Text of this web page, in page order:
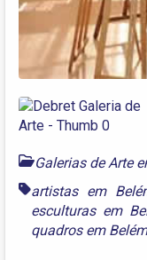
Galerias de Arte
artistas em
esculturas em
quadros em Belém